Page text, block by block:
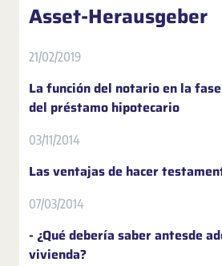
Asset-Herausgeber
21/02/2019
La función del notario en la
del préstamo hipotecario
03/11/2014
Las ventajas de hacer
07/03/2014
- ¿Qué debería saber antesde
vivienda?